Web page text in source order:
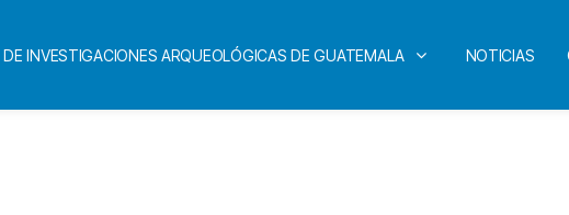
INVESTIGACIONES ARQUEOLÓGICAS DE GUATEMALA NOTICIAS